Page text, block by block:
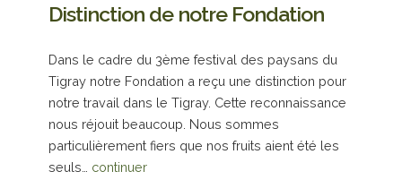
Distinction de notre Fondation
Dans le cadre du 3ème festival des paysans du
Tigray notre Fondation a reçu une distinction pour
notre travail dans le Tigray. Cette reconnaissance
nous réjouit beaucoup. Nous sommes
particulièrement fiers que nos fruits aient été les
seuls… continuer